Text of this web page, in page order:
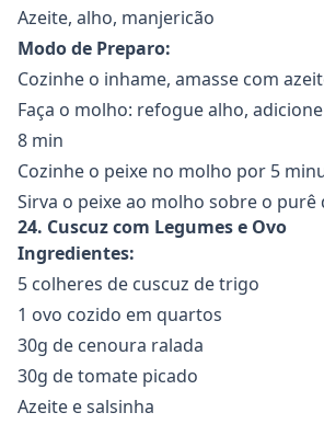
Azeite, alho, manjericão
Modo de Preparo:
Cozinhe o inhame, amasse com
Faça o molho: refogue alho,
8 min
Cozinhe o peixe no molho por 5
Sirva o peixe ao molho sobre o purê
24. Cuscuz com Legumes e Ovo
Ingredientes:
5 colheres de cuscuz de trigo
1 ovo cozido em quartos
30g de cenoura ralada
30g de tomate picado
Azeite e salsinha